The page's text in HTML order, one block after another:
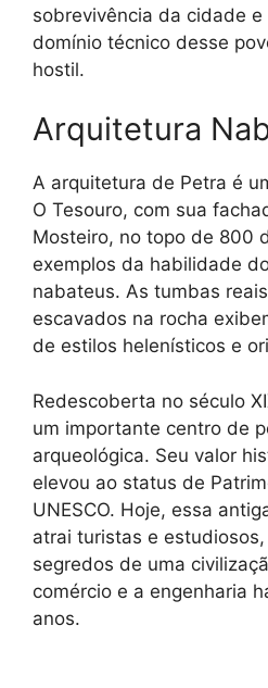
sobrevivência da cidade
domínio técnico desse
hostil.
Arquitetura
A arquitetura de Petra é
O Tesouro, com sua
Mosteiro, no topo de 800
exemplos da habilidade
nabateus. As tumbas
escavados na rocha
de estilos helenísticos e
Redescoberta no século
um importante centro de
arqueológica. Seu valor
elevou ao status de
UNESCO. Hoje, essa
atrai turistas e
segredos de uma
comércio e a engenharia
anos.